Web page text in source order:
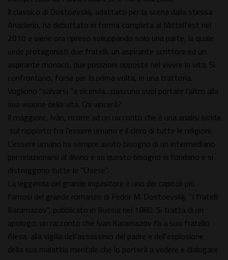
Il classico di Dostoevskij, adattato per la scena dalla stessa
Anaclerio, ha debuttato in forma completa al Mittelfest nel
2010 e viene ora ripreso sviluppando solo una parte, la quale
vede protagonisti due fratelli, un aspirante scrittore ed un
aspirante monaco, due posizioni opposte nel vivere la vita. Si
confrontano, forse per la prima volta, in una trattoria.
Vogliono "salvarsi "a vicenda…ciascuno vuol portare l'altro alla
sua visione della vita. Chi vincerà?
Il maggiore, Ivàn, ricorre ad un racconto che è una analisi lucida
sul rapporto fra l'essere umano e il clero di tutte le religioni.
L'essere umano ha sempre avuto bisogno di un intermediario
per relazionarsi al divino e su questo bisogno si fondano e si
distruggono tutte le "Chiese".
La leggenda del grande inquisitore è uno dei capitoli più
famosi del grande romanzo di Fedor M. Dostoevskij, "I fratelli
Karamazov", pubblicato in Russia nel 1880. Si tratta di un
apologo, un racconto che Ivan Karamazov fa a suo fratello
Alesa, alla vigilia dell'assassinio del padre e dell'esplosione
della sua malattia mentale che lo porterà a vedere e dialogare